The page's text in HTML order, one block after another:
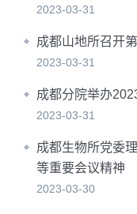
2023-03-31
成都山地所召开
2023-03-31
成都分院举办
2023-03-31
成都生物所党委
等重要会议精神
2023-03-30